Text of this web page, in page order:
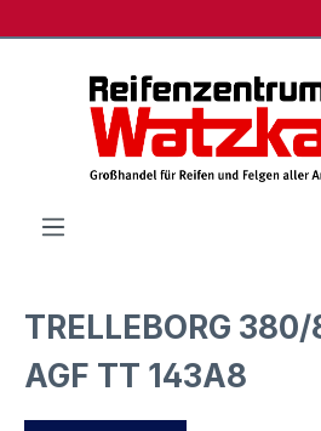
TRELLEBORG
AGF TT 143A8